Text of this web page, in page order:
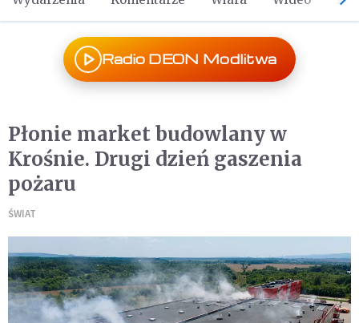
Radio DEON Modlitwa
Płonie market budowlany w
Krośnie. Drugi dzień gaszenia
pożaru
ŚWIAT